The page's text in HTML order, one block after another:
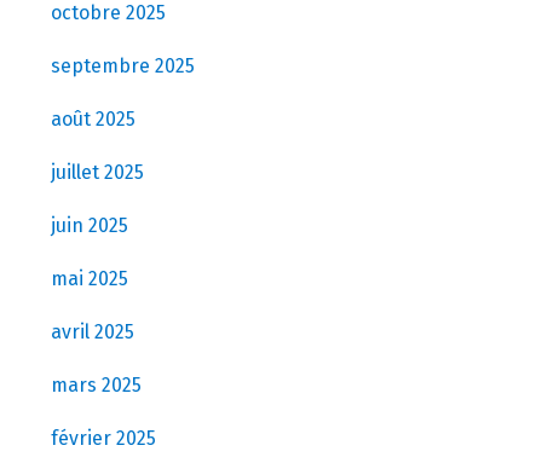
octobre 2025
septembre 2025
août 2025
juillet 2025
juin 2025
mai 2025
avril 2025
mars 2025
février 2025